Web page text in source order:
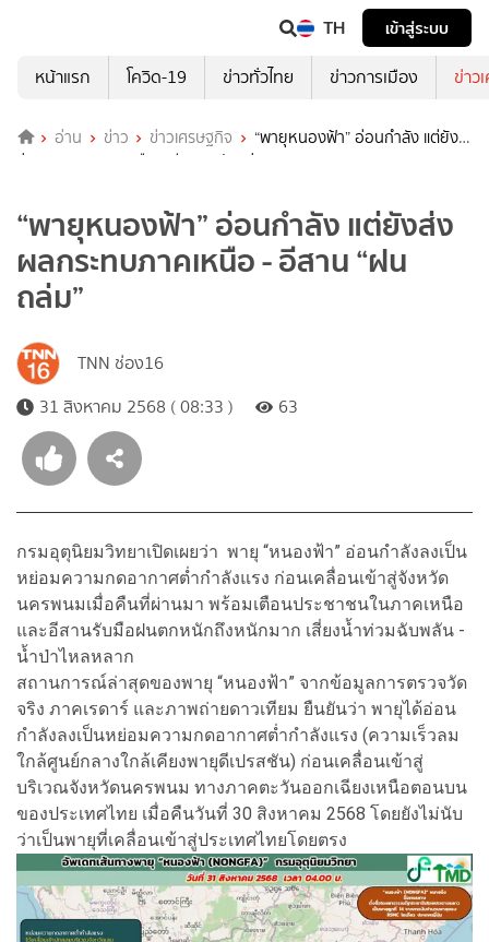
TH
เข้าสู่ระบบ
หน้าแรก
โควิด-19 ข่าวทั่วไทย ข่าวการเมือง ข่าว
อ่าน ข่าว ข่าวเศรษฐกิจ
“พายุหนองฟ้า” อ่อนกำลัง แต่ยัง
ส่งผลกระทบภาคเหนือ - อีสาน “ฝนถล่ม”
“พายุหนองฟ้า” อ่อนกำลัง แต่ยังส่ง
ผลกระทบภาคเหนือ - อีสาน “ฝน
ถล่ม”
TNN ช่อง16
31 สิงหาคม 2568 ( 08:33 )
63
กรมอุตุนิยมวิทยาเปิดเผยว่า พายุ “หนองฟ้า” อ่อนกำลังลงเป็น
หย่อมความกดอากาศต่ำกำลังแรง ก่อนเคลื่อนเข้าสู่จังหวัด
นครพนมเมื่อคืนที่ผ่านมา พร้อมเตือนประชาชนในภาคเหนือ
และอีสานรับมือฝนตกหนักถึงหนักมาก เสี่ยงน้ำท่วมฉับพลัน -
น้ำป่าไหลหลาก
สถานการณ์ล่าสุดของพายุ “หนองฟ้า” จากข้อมูลการตรวจวัด
จริง ภาคเรดาร์ และภาพถ่ายดาวเทียม ยืนยันว่า พายุได้อ่อน
กำลังลงเป็นหย่อมความกดอากาศต่ำกำลังแรง (ความเร็วลม
ใกล้ศูนย์กลางใกล้เคียงพายุดีเปรสชัน) ก่อนเคลื่อนเข้าสู่
บริเวณจังหวัดนครพนม ทางภาคตะวันออกเฉียงเหนือตอนบน
ของประเทศไทย เมื่อคืนวันที่ 30 สิงหาคม 2568 โดยยังไม่นับ
ว่าเป็นพายุที่เคลื่อนเข้าสู่ประเทศไทยโดยตรง